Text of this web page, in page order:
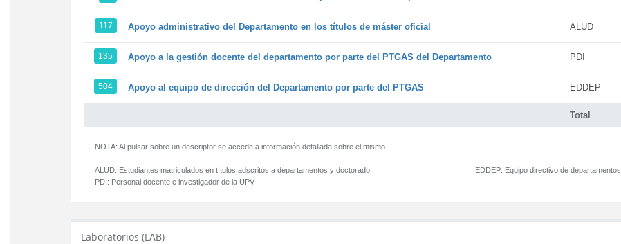
Total
117 Apoyo administrativo del Departamento en los títulos de máster oficial ALUD
135 Apoyo a la gestión docente del departamento por parte del PTGAS del Departamento PDI
504 Apoyo al equipo de dirección del Departamento por parte del PTGAS EDDEP
NOTA: Al pulsar sobre un descriptor se accede a información detallada sobre el mismo.
ALUD: Estudiantes matriculados en títulos adscritos a departamentos y doctorado
PDI: Personal docente e investigador de la UPV
EDDEP: Equipo directivo de departamentos
Laboratorios (LAB)